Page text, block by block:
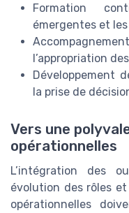
Formation
émergentes et
l’appropriation
Développement
la prise de
Vers une
opérationnelles
L’intégration des
évolution des rôles
opérationnelles